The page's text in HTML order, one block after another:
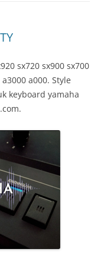
sx720 sx900 sx700
a000. Style
keyboard yamaha